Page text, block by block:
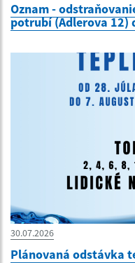
Oznam -
potrubí (Adlerova 12)
30.07.2026
Plánovaná odstávka